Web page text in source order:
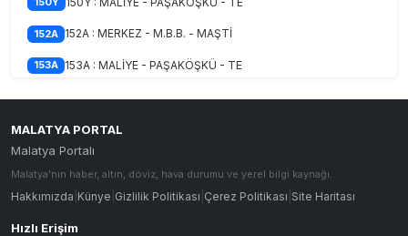
152A 152A : MERKEZ - M.B.B. - MAŞTİ
153A 153A : MALİYE - PAŞAKÖŞKÜ - TE
153B 153B : MALİYE - M.B.B. - MAŞTİ
15A 15A : AKPINAR - H.HALİL ÇİFTLİ
15A-C
16B 16B : MALİYE - ORDUZU - BAHÇEB
16C 16C : İNÖNÜ UNV. - CANKOÇ
MALATYA PORTAL
Malatya Portalı
Malatya'nın haber, altın, döviz, hava durumu ve yerel bilgi kaynağı.
Hakkımızda Künye Gizlilik Politikası Çerez Politikası Site Haritası
Hızlı Erişim